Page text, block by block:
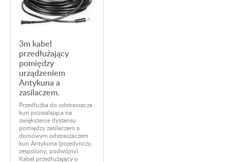
3m kabel
przedłużający
pomiędzy
urządzeniem
Antykuna a
zasilaczem.
Przedłużka do odstraszacza
kun pozwalająca na
zwiększenie dystansu
pomiędzy zasilaczem a
domowym odstraszaczem
kun Antykuna (pojedynczy,
zespolony, podwójny).
Kabel przedłużający o